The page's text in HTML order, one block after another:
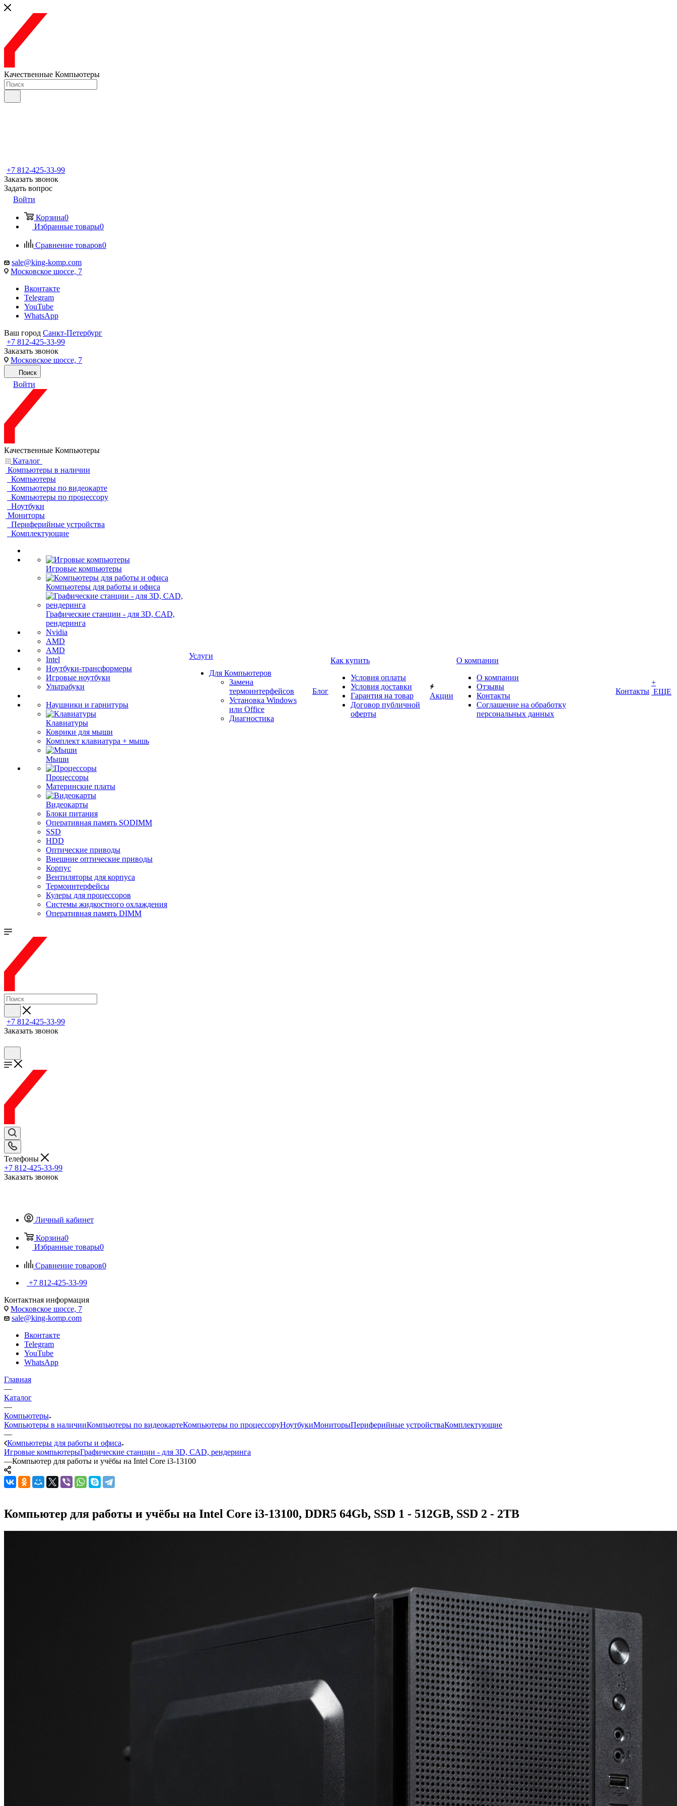
Качественные Компьютеры
+7 812-425-33-99
Заказать звонок
Задать вопрос
Войти
Корзина0
Избранные товары0
Сравнение товаров0
sale@king-komp.com
Московское шоссе, 7
Вконтакте
Telegram
YouTube
WhatsApp
Ваш город Санкт-Петербург
+7 812-425-33-99
Заказать звонок
Московское шоссе, 7
Поиск
Войти
Качественные Компьютеры
Каталог
Компьютеры в наличии
Компьютеры
Компьютеры по видеокарте
Компьютеры по процессору
Ноутбуки
Мониторы
Периферийные устройства
Комплектующие
Игровые компьютеры
Компьютеры для работы и офиса
Графические станции - для 3D, CAD,
рендеринга
Nvidia
AMD
AMD
Intel
Ноутбуки-трансформеры
Игровые ноутбуки
Ультрабуки
Наушники и гарнитуры
Клавиатуры
Коврики для мыши
Комплект клавиатура + мышь
Мыши
Процессоры
Материнские платы
Видеокарты
Блоки питания
Оперативная память SODIMM
SSD
HDD
Оптические приводы
Внешние оптические приводы
Корпус
Вентиляторы для корпуса
Термоинтерфейсы
Кулеры для процессоров
Системы жидкостного охлаждения
Оперативная память DIMM
Услуги
Для Компьютеров
Замена
термоинтерфейсов
Установка Windows
или Office
Диагностика
Блог
Как купить
Условия оплаты
Условия доставки
Гарантия на товар
Договор публичной
оферты
Акции
О компании
О компании
Отзывы
Контакты
Соглашение на обработку
персональных данных
Контакты
+
ЕЩЕ
+7 812-425-33-99
Заказать звонок
Телефоны
+7 812-425-33-99
Заказать звонок
Личный кабинет
Корзина0
Избранные товары0
Сравнение товаров0
+7 812-425-33-99
Контактная информация
Московское шоссе, 7
sale@king-komp.com
Вконтакте
Telegram
YouTube
WhatsApp
Главная
—
Каталог
—
Компьютеры
Компьютеры в наличииКомпьютеры по видеокартеКомпьютеры по процессоруНоутбукиМониторыПериферийные устройстваКомплектующие
—
Компьютеры для работы и офиса
Игровые компьютерыГрафические станции - для 3D, CAD, рендеринга
—Компьютер для работы и учёбы на Intel Core i3-13100
Компьютер для работы и учёбы на Intel Core i3-13100, DDR5 64Gb, SSD 1 - 512GB, SSD 2 - 2TB